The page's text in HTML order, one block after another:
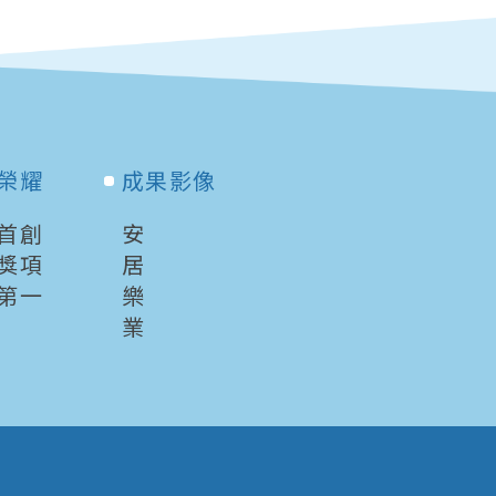
耀
創
項
一
成果影像
安
居
樂
業